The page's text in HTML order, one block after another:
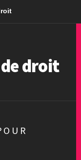
droit